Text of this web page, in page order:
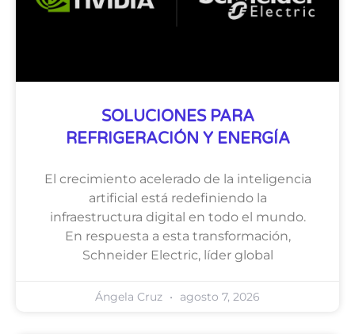
SOLUCIONES PARA
REFRIGERACIÓN Y ENERGÍA
El crecimiento acelerado de la inteligencia
artificial está redefiniendo la
infraestructura digital en todo el mundo.
En respuesta a esta transformación,
Schneider Electric, líder global
Ángela Cruz agosto 7, 2026